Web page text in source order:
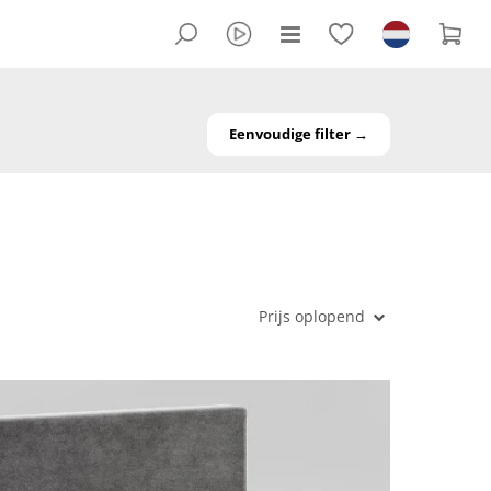
Eenvoudige filter →
Prijs oplopend